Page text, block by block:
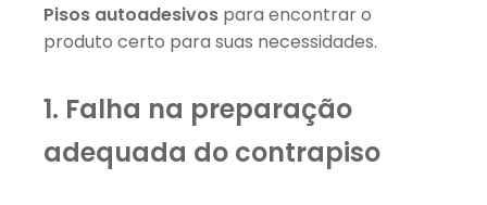
Pisos autoadesivos para encontrar o
produto certo para suas necessidades.
1. Falha na preparação
adequada do contrapiso